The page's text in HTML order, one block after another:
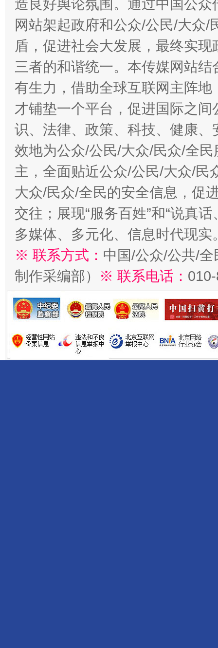
造良好舆论氛围。通过中国公
网站架起政府和公众/公民/大众
盾，促进社会大发展，最终实
三者的和谐统一。本传媒网站
有生力，借助全球互联网主阵
才铺垫一个平台，促进国际之
识、法律、政策、科技、健康
效地为公众/公民/大众/民众/全
主，全面贴近公众/公民/大众/民
大众/民众/全民的安全信息，促
交往；展现“服务百姓”和“说真
多媒体、多元化、信息时代现实
※ 联系方式： 中国/公众/公共/
制作采编部）
※ 联系电话：